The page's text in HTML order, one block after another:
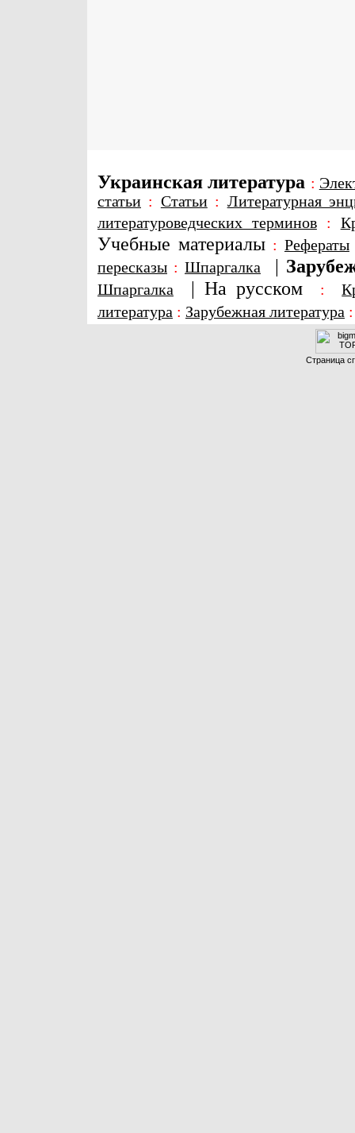
Украинская литература :
статьи : Статьи: Литературная
литературоведческих терминов:
Учебные материалы : Рефераты
пересказы : Шпаргалка |
Шпаргалка | На русском :
литература : Зарубежная литература
Страница